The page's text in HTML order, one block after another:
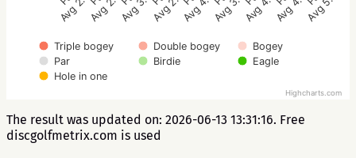
Triple bogey Double bogey
Bogey
Par
Birdie
Eagle
Hole in one
Highcharts.com
The result was updated on: 2026-06-13 13:31:16. Free
discgolfmetrix.com is used